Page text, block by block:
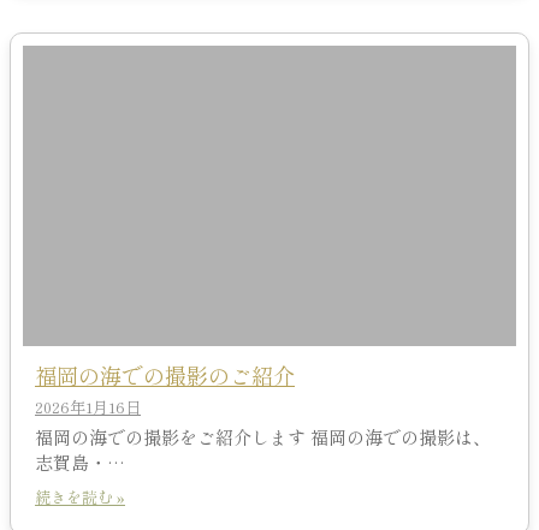
福岡の海での撮影のご紹介
2026年1月16日
福岡の海での撮影をご紹介します 福岡の海での撮影は、
志賀島・…
続きを読む »